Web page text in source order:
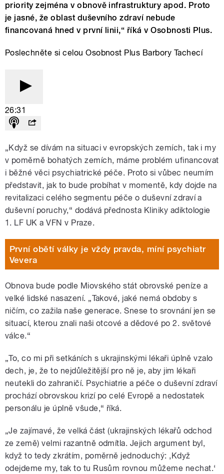
priority zejména v obnově infrastruktury apod. Proto
je jasné, že oblast duševního zdraví nebude
financovaná hned v první linii,“ říká v Osobnosti Plus.
Poslechněte si celou Osobnost Plus Barbory Tachecí
26:31
„Když se dívám na situaci v evropských zemích, tak i my
v poměrně bohatých zemích, máme problém ufinancovat
i běžné věci psychiatrické péče. Proto si vůbec neumím
představit, jak to bude probíhat v momentě, kdy dojde na
revitalizaci celého segmentu péče o duševní zdraví a
duševní poruchy,“ dodává přednosta Kliniky adiktologie
1. LF UK a VFN v Praze.
První obětí války je vždy pravda, míní psychiatr
Vevera
Obnova bude podle Miovského stát obrovské peníze a
velké lidské nasazení. „Takové, jaké nemá obdoby s
ničím, co zažila naše generace. Snese to srovnání jen se
situací, kterou znali naši otcové a dědové po 2. světové
válce.“
„To, co mi při setkáních s ukrajinskými lékaři úplně vzalo
dech, je, že to nejdůležitější pro ně je, aby jim lékaři
neutekli do zahraničí. Psychiatrie a péče o duševní zdraví
prochází obrovskou krizí po celé Evropě a nedostatek
personálu je úplně všude,“ říká.
„Je zajímavé, že velká část (ukrajinských lékařů odchod
ze země) velmi razantně odmítla. Jejich argument byl,
když to tedy zkrátím, poměrně jednoduchý: ,Když
odejdeme my, tak to tu Rusům rovnou můžeme nechat.‘